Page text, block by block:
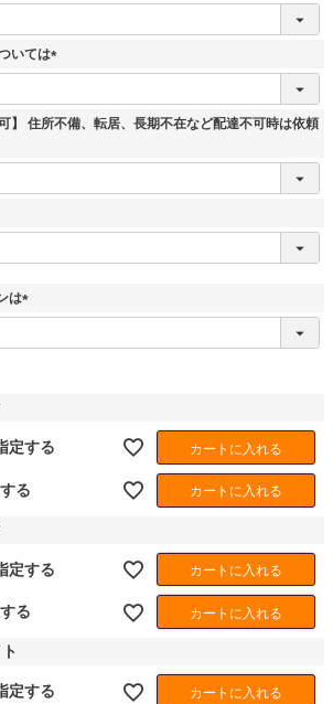
いては
(
須
】 住所不備、転居、長期不在など配達不可時は依頼
は
(
定する カートに入れる
る カートに入れる
定する カートに入れる
る カートに入れる
定する カートに入れる